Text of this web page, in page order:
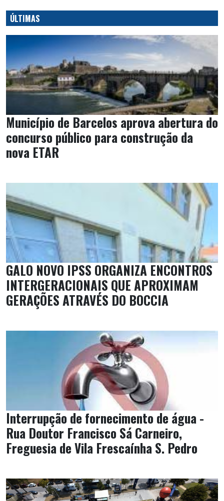
ÚLTIMAS
Município de Barcelos aprova abertura do
concurso público para construção da
nova ETAR
GALO NOVO IPSS ORGANIZA ENCONTROS
INTERGERACIONAIS QUE APROXIMAM
GERAÇÕES ATRAVÉS DO BOCCIA
Interrupção de fornecimento de água -
Rua Doutor Francisco Sá Carneiro,
Freguesia de Vila Frescaínha S. Pedro